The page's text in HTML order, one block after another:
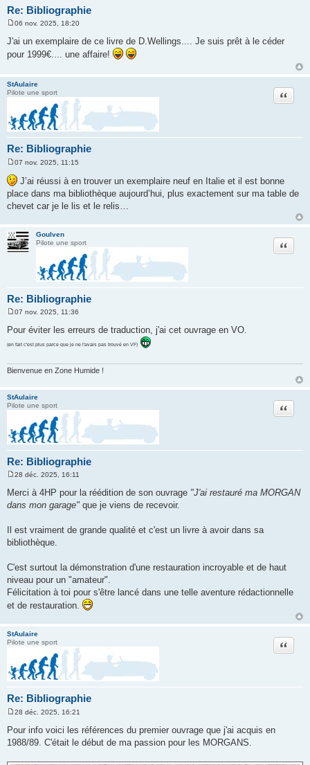
Re: Bibliographie
e
s
s
e
06 nov. 2025, 18:20
J'ai un exemplaire de ce livre de D.Wellings.... Je suis prêt à le céder
pour 1999€.... une affaire!
StAulaire
Pilote une sport
Re: Bibliographie
Citation
e
s
s
g
07 nov. 2025, 11:15
J’ai réussi à en trouver un exemplaire neuf en Italie et il est bonne
place dans ma bibliothèque aujourd’hui, plus exactement sur ma table de
chevet car je le lis et le relis…
Goulven
Pilote une sport
Re: Bibliographie
Citation
e
s
s
e
07 nov. 2025, 11:36
Pour éviter les erreurs de traduction, j'ai cet ouvrage en VO.
(en fait c'est plus parce que je ne l'avais pas trouvé en VF)
Bienvenue en Zone Humide !
StAulaire
Pilote une sport
Re: Bibliographie
Citation
e
s
s
e
28 déc. 2025, 16:11
Merci à 4HP pour la réédition de son ouvrage "J'ai restauré ma MORGAN
dans mon garage" que je viens de recevoir.
Il est vraiment de grande qualité et c'est un livre à avoir dans sa
bibliothèque.
C'est surtout la démonstration d'une restauration incroyable et de haut
niveau pour un "amateur".
Félicitation à toi pour s'être lancé dans une telle aventure rédactionnelle
et de restauration.
StAulaire
Pilote une sport
Re: Bibliographie
Citation
s
s
28 déc. 2025, 16:21
Pour info voici les références du premier ouvrage que j'ai acquis en
1988/89. C'était le début de ma passion pour les MORGANS.